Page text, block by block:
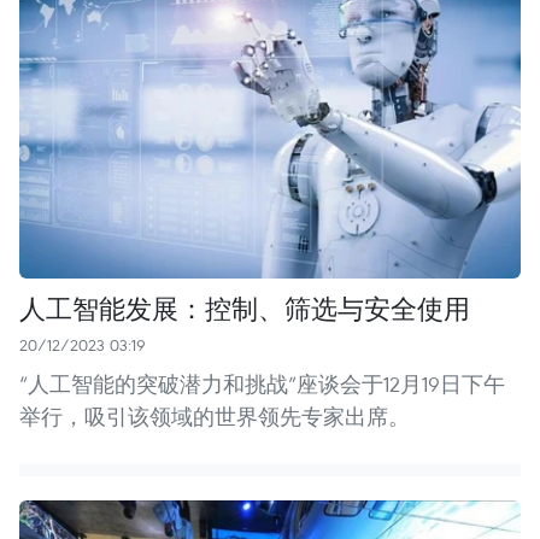
人工智能发展：控制、筛选与安全使用
20/12/2023 03:19
“人工智能的突破潜力和挑战”座谈会于12月19日下午
举行，吸引该领域的世界领先专家出席。